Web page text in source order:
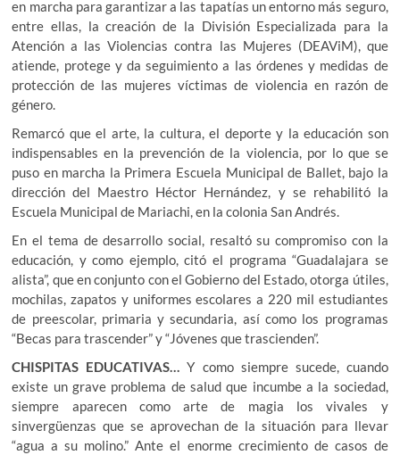
en marcha para garantizar a las tapatías un entorno más seguro,
entre ellas, la creación de la División Especializada para la
Atención a las Violencias contra las Mujeres (DEAViM), que
atiende, protege y da seguimiento a las órdenes y medidas de
protección de las mujeres víctimas de violencia en razón de
género.
Remarcó que el arte, la cultura, el deporte y la educación son
indispensables en la prevención de la violencia, por lo que se
puso en marcha la Primera Escuela Municipal de Ballet, bajo la
dirección del Maestro Héctor Hernández, y se rehabilitó la
Escuela Municipal de Mariachi, en la colonia San Andrés.
En el tema de desarrollo social, resaltó su compromiso con la
educación, y como ejemplo, citó el programa “Guadalajara se
alista”, que en conjunto con el Gobierno del Estado, otorga útiles,
mochilas, zapatos y uniformes escolares a 220 mil estudiantes
de preescolar, primaria y secundaria, así como los programas
“Becas para trascender” y “Jóvenes que trascienden”.
CHISPITAS EDUCATIVAS… Y como siempre sucede, cuando
existe un grave problema de salud que incumbe a la sociedad,
siempre aparecen como arte de magia los vivales y
sinvergüenzas que se aprovechan de la situación para llevar
“agua a su molino.” Ante el enorme crecimiento de casos de